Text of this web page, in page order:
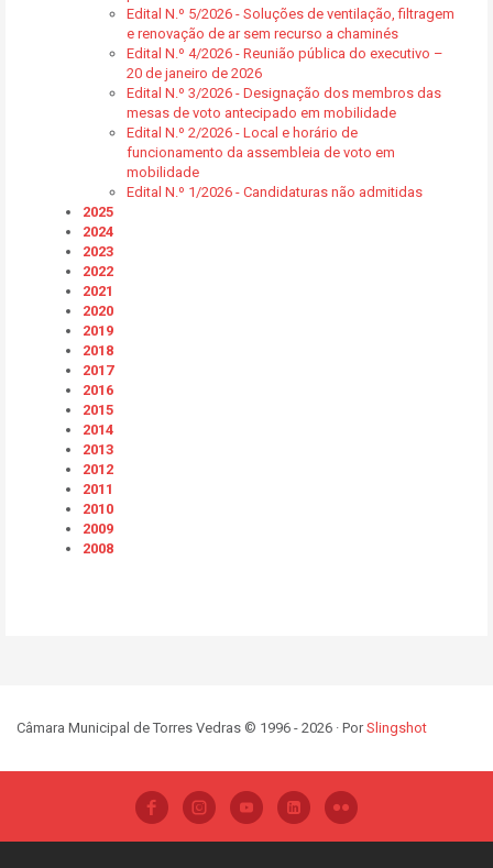
Edital N.º 5/2026 - Soluções de ventilação, filtragem
e renovação de ar sem recurso a chaminés
Edital N.º 4/2026 - Reunião pública do executivo –
20 de janeiro de 2026
Edital N.º 3/2026 - Designação dos membros das
mesas de voto antecipado em mobilidade
Edital N.º 2/2026 - Local e horário de
funcionamento da assembleia de voto em
mobilidade
Edital N.º 1/2026 - Candidaturas não admitidas
2025
2024
2023
2022
2021
2020
2019
2018
2017
2016
2015
2014
2013
2012
2011
2010
2009
2008
Câmara Municipal de Torres Vedras © 1996 - 2026 · PorSlingshot